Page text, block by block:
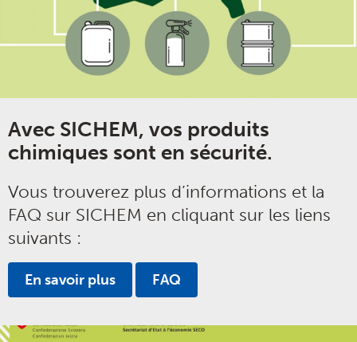
Avec SICHEM, vos produits
chimiques sont en sécurité.
Vous trouverez plus d’informations et la
FAQ sur SICHEM en cliquant sur les liens
suivants :
En savoir plus FAQ